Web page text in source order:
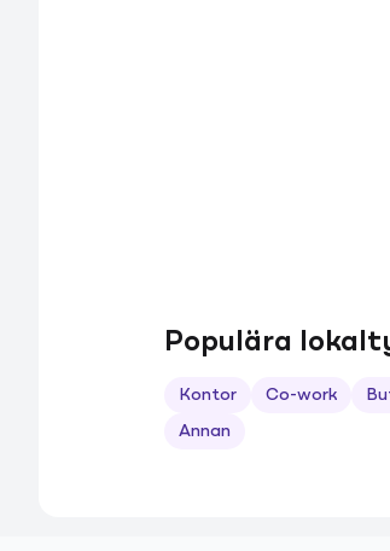
Populära
Kontor Co-work
Annan